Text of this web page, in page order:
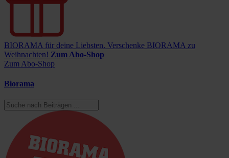
BIORAMA für deine Liebsten. Verschenke BIORAMA zu
Weihnachten! Zum Abo-Shop
Zum Abo-Shop
Biorama